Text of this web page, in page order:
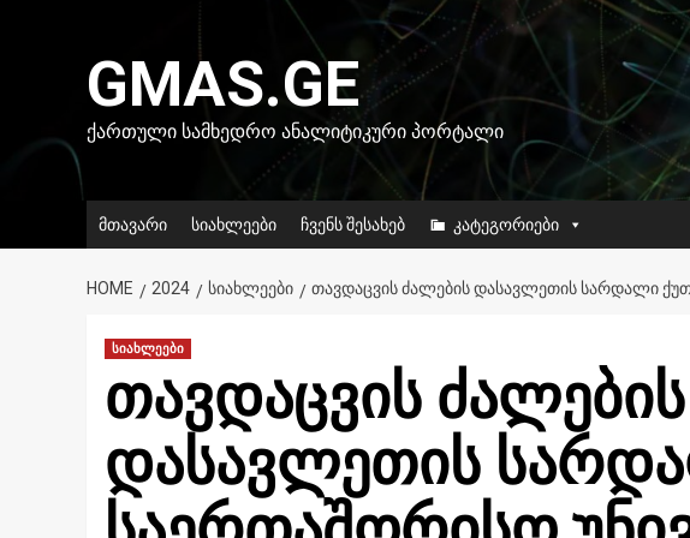
GMAS.GE
ᲥᲐᲠᲗᲣᲚᲘ ᲡᲐᲛᲮᲔᲓᲠᲝ ᲐᲜᲐᲚᲘᲢᲘᲙᲣᲠᲘ ᲞᲝᲠᲢᲐᲚᲘ
მთავარი სიახლეები ჩვენს შესახებ კატეგორიები
HOME 2024 ᲡᲘᲐᲮᲚᲔᲔᲑᲘ ᲗᲐᲕᲓᲐᲪᲕᲘᲡ ᲫᲐᲚᲔᲑᲘᲡ ᲓᲐᲡᲐᲕᲚᲔᲗᲘᲡ ᲡᲐᲠᲓᲐᲚᲘ
სიახლეები
თავდაცვის ძალების
დასავლეთის